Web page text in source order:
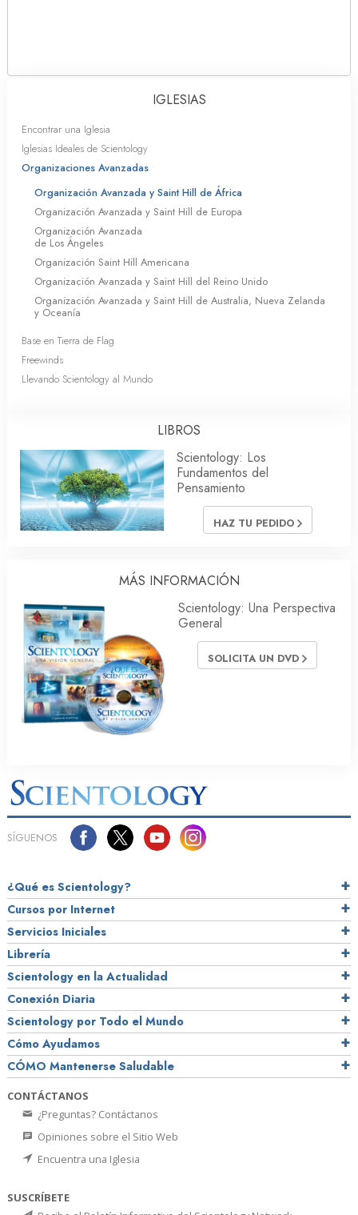
IGLESIAS
Encontrar una Iglesia
Iglesias Ideales de Scientology
Organizaciones Avanzadas
Organización Avanzada y Saint Hill de África
Organización Avanzada y Saint Hill de Europa
Organización Avanzada
de Los Ángeles
Organización Saint Hill Americana
Organización Avanzada y Saint Hill del Reino Unido
Organización Avanzada y Saint Hill de Australia, Nueva Zelanda
y Oceanía
Base en Tierra de Flag
Freewinds
Llevando Scientology al Mundo
LIBROS
Scientology: Los
Fundamentos del
Pensamiento
HAZ TU PEDIDO
MÁS INFORMACIÓN
Scientology: Una Perspectiva
General
SOLICITA UN DVD
SÍGUENOS
¿Qué es Scientology?
Cursos por Internet
Servicios Iniciales
Librería
Scientology en la Actualidad
Conexión Diaria
Scientology por Todo el Mundo
Cómo Ayudamos
CÓMO Mantenerse Saludable
CONTÁCTANOS
¿Preguntas? Contáctanos
Opiniones sobre el Sitio Web
Encuentra una Iglesia
SUSCRÍBETE